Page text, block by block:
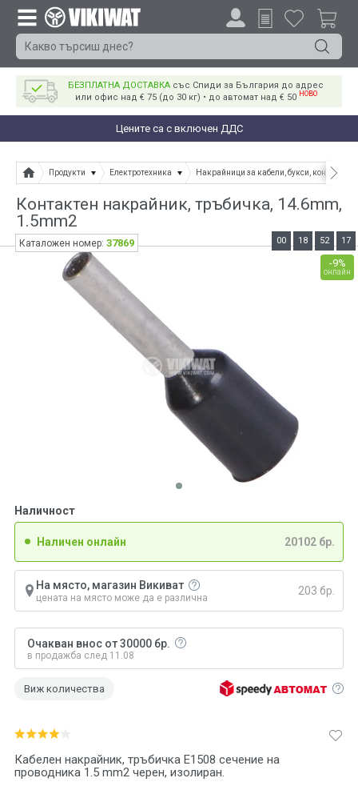
БЕЗПЛАТНА ДОСТАВКА със Спиди за България до адрес
или офис над € 75 (до 30 кг) • до автомат над € 50 НОВО
Цените са с включен ДДС
Продукти Електротехника Накрайници за кабели, букси, конектори
Контактен накрайник, тръбичка, 14.6mm,
1.5mm2
Кабелен накрайник, тръбичка E1508 сечение на
проводника 1.5 mm2 черен, изолиран.
Наличност
Наличен онлайн 20102 бр.
На място, магазин Викиват
цената на място може да е различна
203 бр.
Очакван внос от 30000 бр.
в продажба след 11.08
Виж количества
-9%
онлайн
00 18 52 17
Каталожен номер: 37869